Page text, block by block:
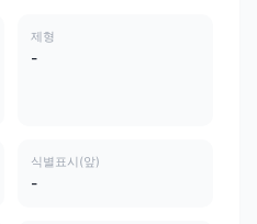
제형
-
식별표시(앞)
-